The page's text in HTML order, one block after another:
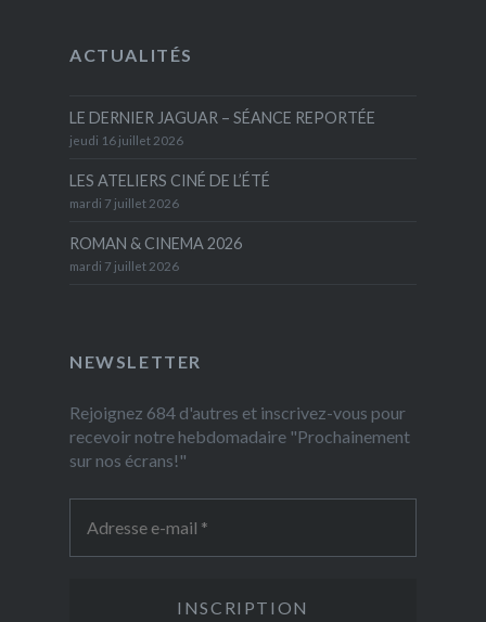
ACTUALITÉS
LE DERNIER JAGUAR – SÉANCE REPORTÉE
jeudi 16 juillet 2026
LES ATELIERS CINÉ DE L’ÉTÉ
mardi 7 juillet 2026
ROMAN & CINEMA 2026
mardi 7 juillet 2026
NEWSLETTER
Rejoignez 684 d'autres et inscrivez-vous pour
recevoir notre hebdomadaire "Prochainement
sur nos écrans!"